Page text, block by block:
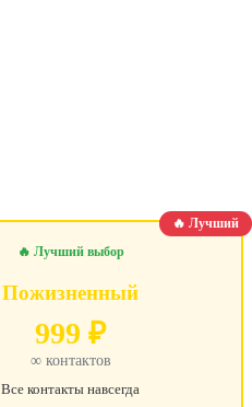
🔥 Лучший
🔥 Лучший выбор
Пожизненный
999 ₽
∞ контактов
Все контакты навсегда